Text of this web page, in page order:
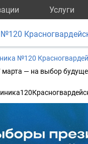
Услуги
№120
марта — на выбор